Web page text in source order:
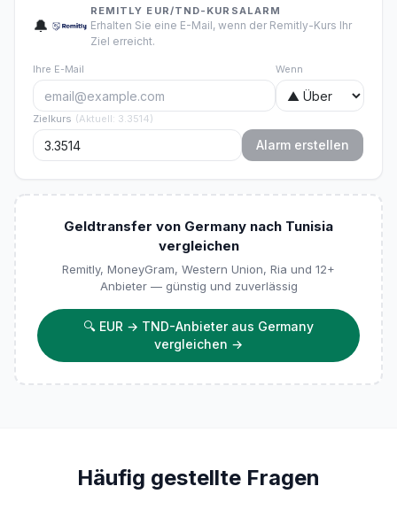
🔔
REMITLY EUR/TND-KURSALARM
Erhalten Sie eine E-Mail, wenn der Remitly-Kurs Ihr
Ziel erreicht.
Ihre E-Mail Wenn
Zielkurs (Aktuell: 3.3514)
Alarm erstellen
Geldtransfer von Germany nach Tunisia
vergleichen
Remitly, MoneyGram, Western Union, Ria und 12+
Anbieter — günstig und zuverlässig
🔍 EUR → TND-Anbieter aus Germany
vergleichen →
Häufig gestellte Fragen